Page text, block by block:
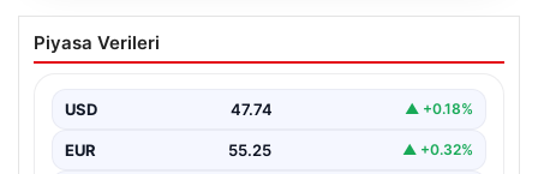
Kelebek sohbet platformu İle Dijital
İletişimin Güvenli Adresi Ve Chat
Dijital ortamında bireylerin seviyeli bir biçimde irtibat
Piyasa Verileri
USD 47.74 ▲ +0.18%
EUR 55.25 ▲ +0.32%